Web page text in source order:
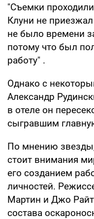
"Съемки
Клуни не
не было времени
потому что был
работу" .
Однако с
Александр
в отеле он
сыгравшим
По мнению
стоит внимания
его созданием
личностей.
Мартин и Джо
состава